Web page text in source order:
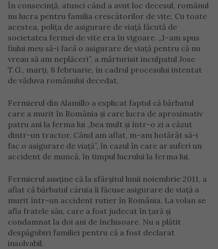
În consecință, atunci când a avut loc decesul, românul
nu lucra pentru familia crescătorilor de vite. Cu toate
acestea, polița de asigurare de viață făcută de
societatea fermei de vite era în vigoare. „I-am spus
fiului meu să-i facă o asigurare de viață pentru că nu
vreau să am neplăceri”, a mărturisit inculpatul Jose
T.G., marți, 8 februarie, în cadrul procesului intentat
de văduva românului decedat.
Fermierul din Alamillo a explicat faptul că bărbatul
care a murit în România și care lucra de aproximativ
patru ani la ferma lui „bea mult și într-o zi a căzut
dintr-un tractor. Când am aflat, m-am hotărât să-i
fac o asigurare de viață”, în cazul în care ar suferi un
accident de muncă, în timpul lucrului la ferma lui.
Fermierul susține că la sfârșitul lunii noiembrie 2011, a
aflat că bărbatul căruia îi făcuse asigurare de viață a
murit într-un accident rutier în România. La volan se
afla fratele său, care a fost judecat în țară și
condamnat la doi ani de închisoare. Nu a plătit
despăgubiri familiei pentru că a fost declarat
insolvabil.